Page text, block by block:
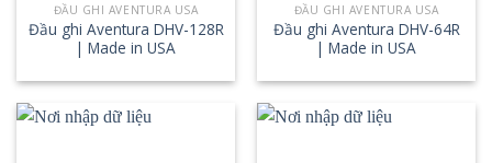
ĐẦU GHI AVENTURA USA
Đầu ghi Aventura DHV-128R
| Made in USA
ĐẦU GHI AVENTURA USA
Đầu ghi Aventura DHV-64R
| Made in USA